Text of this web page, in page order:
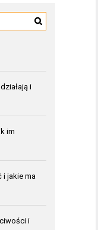
i
im
i jakie ma
i